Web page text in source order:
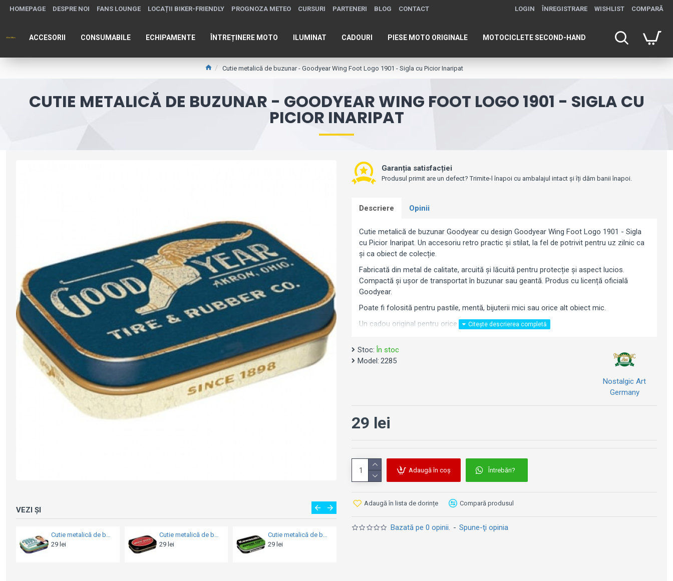
HOMEPAGE DESPRE NOI FANS LOUNGE LOCAȚII BIKER-FRIENDLY PROGNOZA METEO CURSURI PARTENERI BLOG CONTACT LOGIN ÎNREGISTRARE WISHLIST COMPARĂ
ACCESORII CONSUMABILE ECHIPAMENTE ÎNTREȚINERE MOTO ILUMINAT CADOURI PIESE MOTO ORIGINALE MOTOCICLETE SECOND-HAND
Cutie metalică de buzunar - Goodyear Wing Foot Logo 1901 - Sigla cu Picior Inaripat
CUTIE METALICĂ DE BUZUNAR - GOODYEAR WING FOOT LOGO 1901 - SIGLA CU
PICIOR INARIPAT
VEZI ȘI
Cutie metalică de buzunar - Kawasaki - Genuine Parts
Cutie metalică de buzunar - Honda Am Classic Car Logo
Garanția satisfacției
Produsul primit are un defect? Trimite-l înapoi cu ambalajul intact și îți dăm banii înapoi.
Descriere Opinii
Cutie metalică de buzunar Goodyear cu design Goodyear Wing Foot Logo 1901 - Sigla
cu Picior Inaripat. Un accesoriu retro practic și stilat, la fel de potrivit pentru uz zilnic ca
și ca obiect de colecție.
Fabricată din metal de calitate, arcuită și lăcuită pentru protecție și aspect lucios.
Compactă și ușor de transportat în buzunar sau geantă. Produs cu licență oficială
Goodyear.
Poate fi folosită pentru pastile, mentă, bijuterii mici sau orice alt obiect mic.
Un cadou original pentru orice fan Goodyear.
Stoc: În stoc
Model: 2285
Nostalgic Art
Germany
Bazată pe 0 opinii. - Spune-ţi opinia
29 lei
Adaugă în coș Întrebări?
Adaugă în lista de dorințe Compară produsul